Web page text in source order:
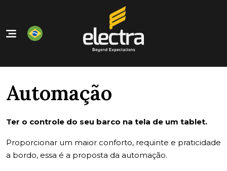
Home
Nossos Produtos
Quem Somos
Automação
Ter o controle do seu barco na tela de um tablet.
Proporcionar um maior conforto, requinte e praticidade
a bordo, essa é a proposta da automação.